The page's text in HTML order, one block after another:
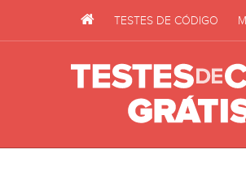
TESTES DE CÓDIGO